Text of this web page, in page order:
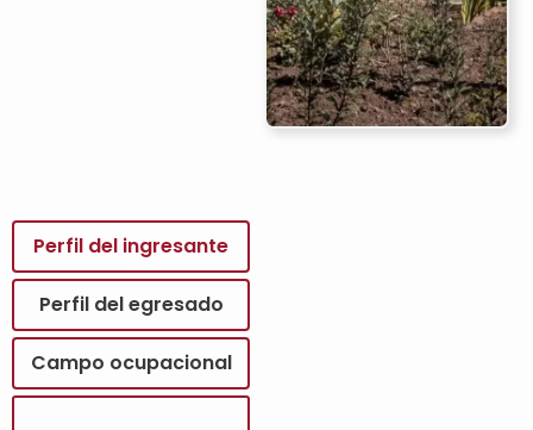
Perfil del ingresante
Perfil del egresado
Campo ocupacional